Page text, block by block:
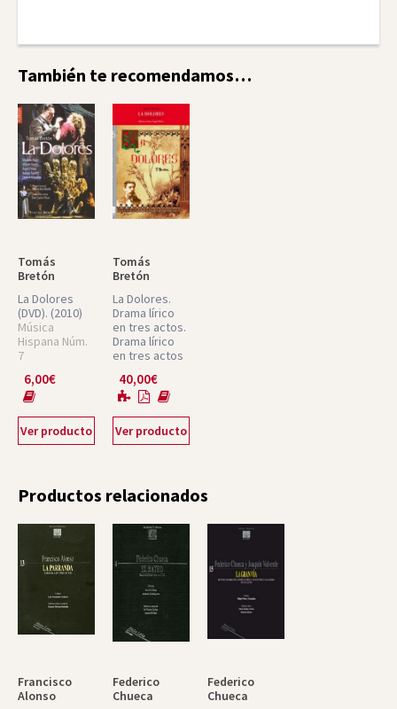
También te recomendamos…
Tomás
Bretón
La Dolores
(DVD). (2010)
Música
Hispana Núm.
7
6,00€
Ver producto
Tomás
Bretón
La Dolores.
Drama lírico
en tres actos.
Drama lírico
en tres actos
Música
Hispana.
Núm. 19
40,00€
Ver producto
Productos relacionados
Francisco
Alonso
Federico
Chueca
Federico
Chueca